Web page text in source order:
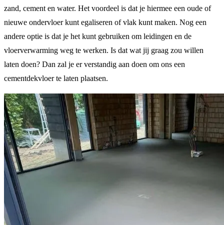
zand, cement en water. Het voordeel is dat je hiermee een oude of
nieuwe ondervloer kunt egaliseren of vlak kunt maken. Nog een
andere optie is dat je het kunt gebruiken om leidingen en de
vloerverwarming weg te werken. Is dat wat jij graag zou willen
laten doen? Dan zal je er verstandig aan doen om ons een
cementdekvloer te laten plaatsen.